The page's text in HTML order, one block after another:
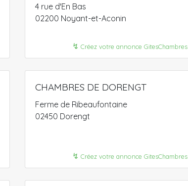
4 rue d'En Bas
02200 Noyant-et-Aconin
↯ Créez votre annonce GitesChambres
CHAMBRES DE DORENGT
Ferme de Ribeaufontaine
02450 Dorengt
↯ Créez votre annonce GitesChambres